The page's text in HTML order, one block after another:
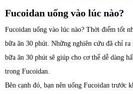
Fucoidan uống vào lúc nào?
Fucoidan uống vào lúc nào? Thời điểm tốt
bữa ăn 30 phút. Những nghiên cứu đã chỉ ra
bữa ăn 30 phút sẽ giúp cho cơ thể dễ dàng
trong Fucoidan.
Bên cạnh đó, bạn nên uống Fucoidan trước